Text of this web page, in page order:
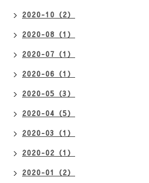
2020-10（2）
2020-08（1）
2020-07（1）
2020-06（1）
2020-05（3）
2020-04（5）
2020-03（1）
2020-02（1）
2020-01（2）